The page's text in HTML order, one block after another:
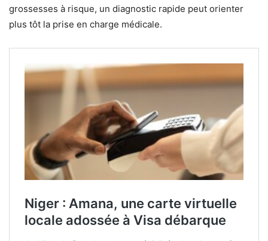
grossesses à risque, un diagnostic rapide peut orienter
plus tôt la prise en charge médicale.